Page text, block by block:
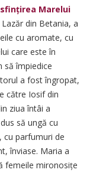
sfințirea Marelui
din Betania, a
cu aromate, cu
care este în
să împiedice
a fost îngropat,
către Iosif din
ziua întâi a
să ungă cu
cu parfumuri de
înviase. Maria a
femeile mironosițe